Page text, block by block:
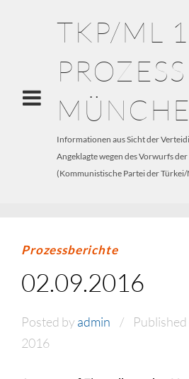
TKP/ML
PROZESS
Informationen aus Sicht der
Angeklagte wegen des Vorwurfs
(Kommunistische Partei der
Prozessberichte
02.09.2016
Posted byadmin
2016